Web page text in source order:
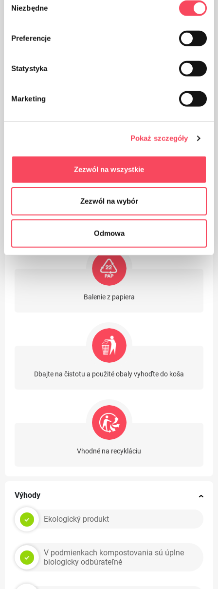
zgody
Niezbędne
Preferencje
Statystyka
Marketing
Pokaż szczegóły
Zezwól na wszystkie
Zezwól na wybór
Odmowa
Výrobok je určený na styk s potravinami, nemá vplyv na
(vedľa PET) za najbezpečnejšie plasty pre naše zdravie
Balenie z papiera
Dbajte na čistotu a použité obaly vyhoďte do koša
Vhodné na recykláciu
Výhody
Ekologický produkt
V podmienkach kompostovania sú úplne
biologicky odbúrateľné